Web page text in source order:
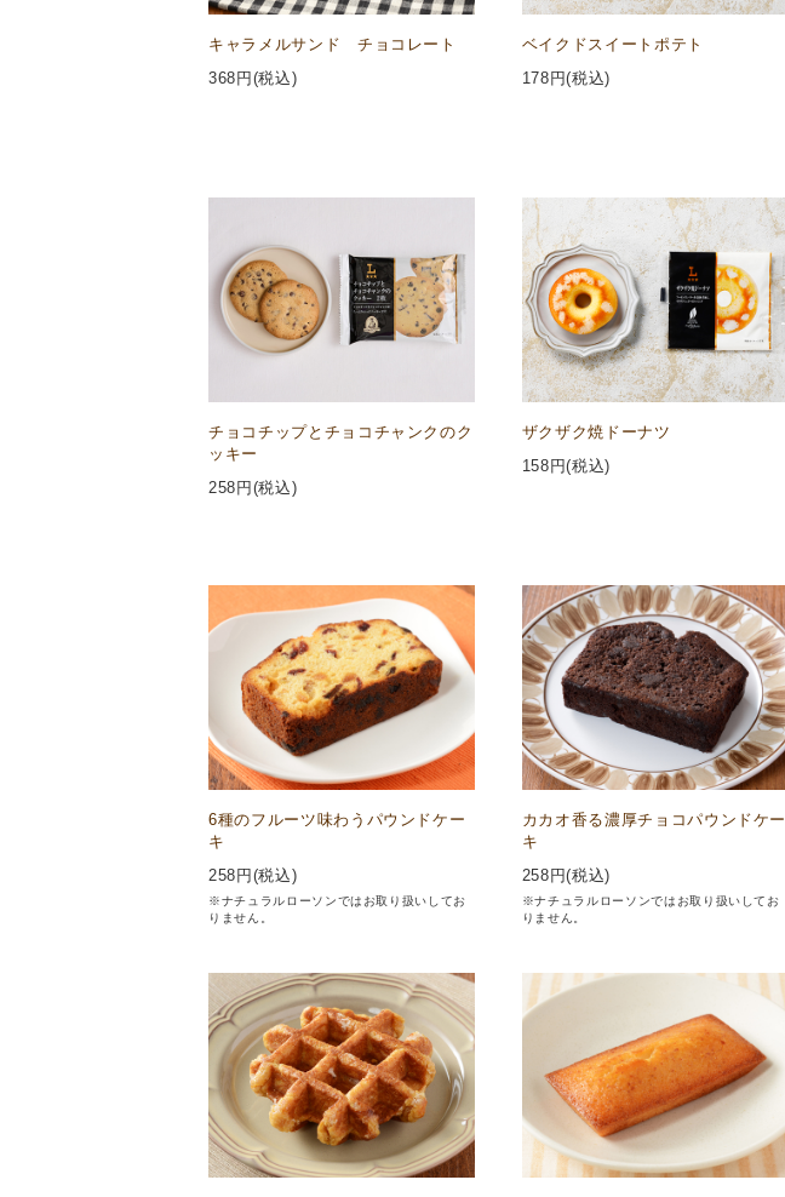
キャラメルサンド チョコレート
368 円(税込)
ベイクドスイートポテト
178 円(税込)
チョコチップとチョコチャンクのク
ッキー
258 円(税込)
ザクザク焼ドーナツ
158 円(税込)
6種のフルーツ味わうパウンドケー
キ
258 円(税込)
※ナチュラルローソンではお取り扱いしてお
りません。
カカオ香る濃厚チョコパウンドケー
キ
258 円(税込)
※ナチュラルローソンではお取り扱いしてお
りません。